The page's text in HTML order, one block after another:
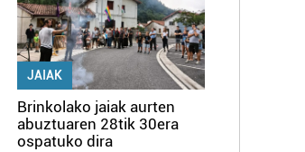
JAIAK
Brinkolako jaiak aurten
abuztuaren 28tik 30era
ospatuko dira